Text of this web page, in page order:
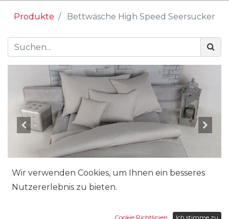
Produkte Bettwäsche High Speed Seersucker
Wir verwenden Cookies, um Ihnen ein besseres
Nutzererlebnis zu bieten.
Cookie Richtlinien Ich stimme zu